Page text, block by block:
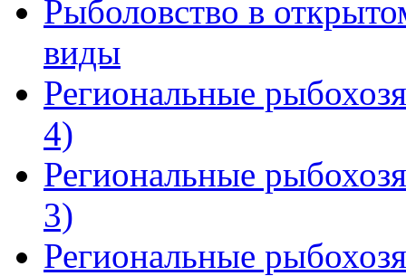
Рыболовство в
виды
Региональные
4)
Региональные
3)
Региональные